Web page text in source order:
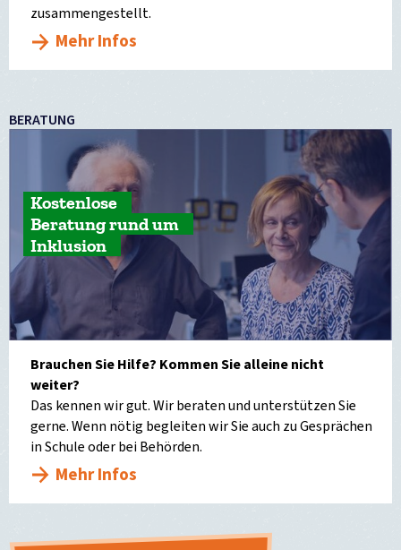
zusammengestellt.
Mehr Infos
BERATUNG
Kostenlose
Beratung rund um
Inklusion
Brauchen Sie Hilfe? Kommen Sie alleine nicht
weiter?
Das kennen wir gut. Wir beraten und unterstützen Sie
gerne. Wenn nötig begleiten wir Sie auch zu Gesprächen
in Schule oder bei Behörden.
Mehr Infos